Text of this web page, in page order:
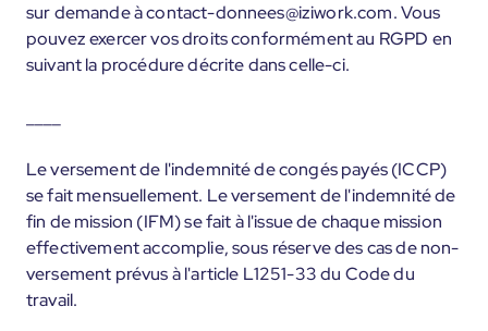
sur demande à contact-donnees@iziwork.com. Vous
pouvez exercer vos droits conformément au RGPD en
suivant la procédure décrite dans celle-ci.
Le versement de l'indemnité de congés payés (ICCP)
se fait mensuellement. Le versement de l'indemnité de
fin de mission (IFM) se fait à l'issue de chaque mission
effectivement accomplie, sous réserve des cas de non-
versement prévus à l'article L1251-33 du Code du
travail.